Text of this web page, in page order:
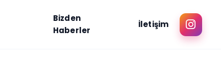
Bizden
Haberler
İletişim